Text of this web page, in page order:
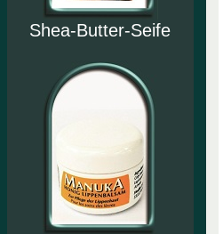
Shea-Butter-Seife